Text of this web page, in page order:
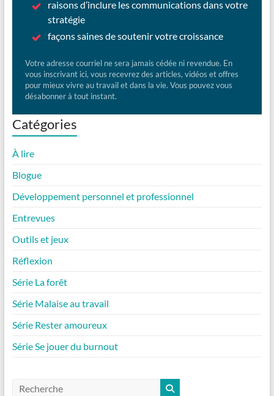
raisons d’inclure les communications dans votre
stratégie
façons saines de soutenir votre croissance
Votre adresse courriel ne sera jamais cédée ni revendue. En
vous inscrivant ici, vous recevrez des articles, vidéos et offres
pour mieux vivre au travail et dans la vie. Vous pouvez vous
désabonner à tout instant.
Catégories
À lire
Blogue
Développement personnel et professionnel
Entrevues
Outils et jeux
Réflexion
Série La forêt
Série Malaise au travail
Série Rester amoureux
Série Se jouer du burnout